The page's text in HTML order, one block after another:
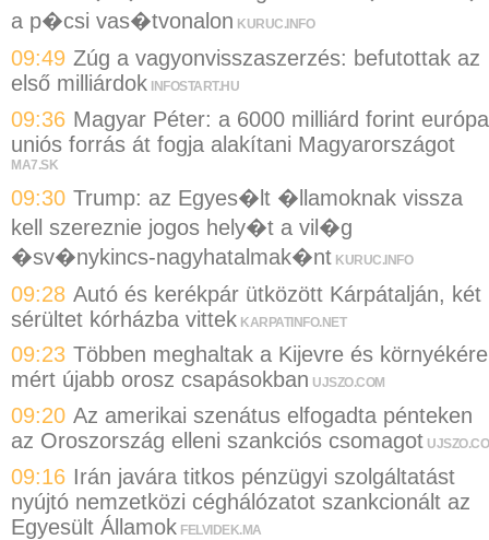
a p�csi vas�tvonalon KURUC.INFO
09:49 Zúg a vagyonvisszaszerzés: befutottak az
első milliárdok INFOSTART.HU
09:36 Magyar Péter: a 6000 milliárd forint
uniós forrás át fogja alakítani Magyarországot
MA7.SK
09:30 Trump: az Egyes�lt �llamoknak vissza
kell szereznie jogos hely�t a vil�g
�sv�nykincs-nagyhatalmak�nt KURUC.INFO
09:28 Autó és kerékpár ütközött Kárpátalján, két
sérültet kórházba vittek KARPATINFO.NET
09:23 Többen meghaltak a Kijevre és környékére
mért újabb orosz csapásokban UJSZO.COM
09:20 Az amerikai szenátus elfogadta pénteken
az Oroszország elleni szankciós csomagot
09:16 Irán javára titkos pénzügyi szolgáltatást
nyújtó nemzetközi céghálózatot szankcionált az
Egyesült Államok FELVIDEK.MA